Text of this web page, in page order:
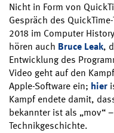
Nicht in Form von
Gespräch des
2018 im Computer
hören auch Bruce Leak,
Entwicklung des
Video geht auf den
Apple-Software ein; hier
Kampf endete damit,
bekannter ist als „mov“
Technikgeschichte.